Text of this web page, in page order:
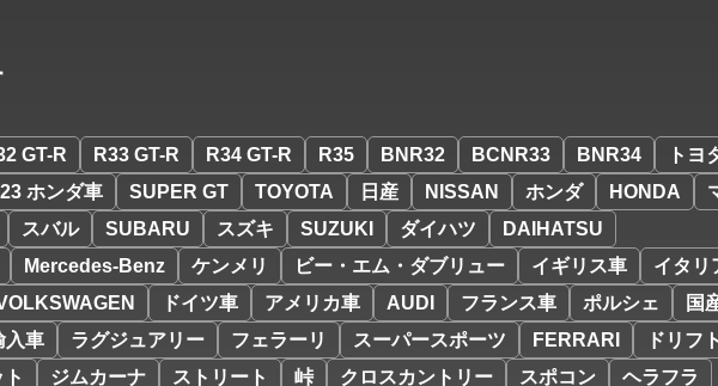
GT-R R33 GT-R R34 GT-R R35 BNR32 BCNR33 BNR34
トヨ
ホンダ車 SUPER GT TOYOTA 日産 NISSAN ホンダ HONDA
スバル SUBARU スズキ SUZUKI ダイハツ
DAIHATSU
Mercedes-Benz ケンメリ ビー・エム・ダブリュー イギリス車
イタリ
ドイツ車 アメリカ車 AUDI フランス車 ポルシェ
国
入車 ラグジュアリー フェラーリ スーパースポーツ FERRARI
ドリフト
ジムカーナ ストリート 峠 クロスカントリー スポコン
ヘラフラ